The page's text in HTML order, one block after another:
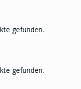
gefunden.
gefunden.